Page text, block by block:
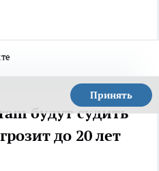
Принять
будут судить
до 20 лет